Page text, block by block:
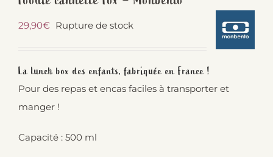
29,90€ Rupture de stock
La lunch box des enfants, fabriquée en France !
Pour des repas et encas faciles à transporter et
manger !
Capacité : 500 ml